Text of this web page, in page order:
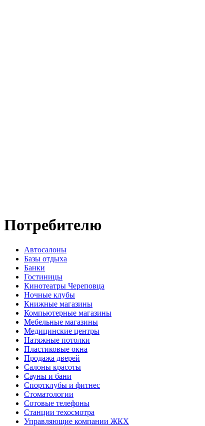
Потребителю
Автосалоны
Базы отдыха
Банки
Гостиницы
Кинотеатры Череповца
Ночные клубы
Книжные магазины
Компьютерные магазины
Мебельные магазины
Медицинские центры
Натяжные потолки
Пластиковые окна
Продажа дверей
Салоны красоты
Сауны и бани
Спортклубы и фитнес
Стоматологии
Сотовые телефоны
Станции техосмотра
Управляющие компании ЖКХ